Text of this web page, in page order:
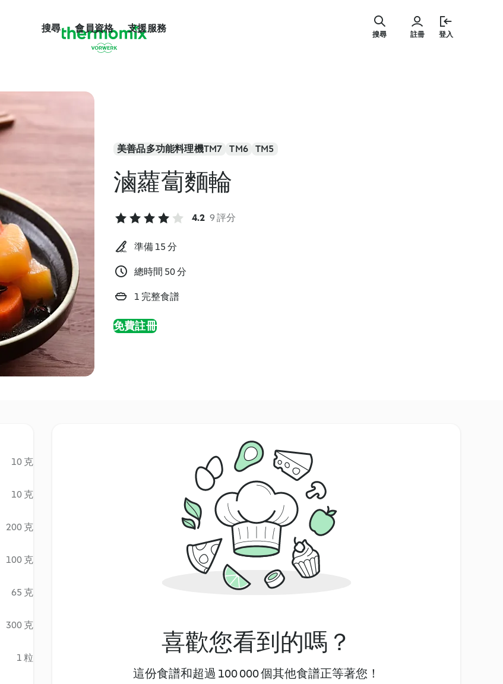
搜尋 會員資格 支援服務
註冊 登入
搜尋
美善品多功能料理機TM7 TM6 TM5
滷蘿蔔麵輪
4.2 9 評分
準備 15 分
總時間 50 分
1 完整食譜
免費註冊
10 克
10 克
200 克
100 克
65 克
300 克
1 粒
喜歡您看到的嗎？
這份食譜和超過 100 000 個其他食譜正等著您！